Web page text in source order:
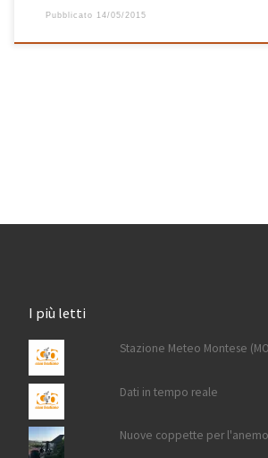
Pubblicato 14/05/2015
I più letti
Stazione Meteo Montese
Dati in tempo reale
Nuove coppette per